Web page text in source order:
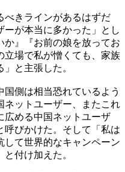
べきラインがあるはずだ
ーが本当に多かった」とし
か』『お前の娘を放ってお
立場で私が憎くても、家族
と主張した。
側は相当恐れているよう
ネットユーザー、またこれ
広める中国ネットユーザ
呼びかけた。そして「私は
して世界的なキャンペーン
付け加えた。